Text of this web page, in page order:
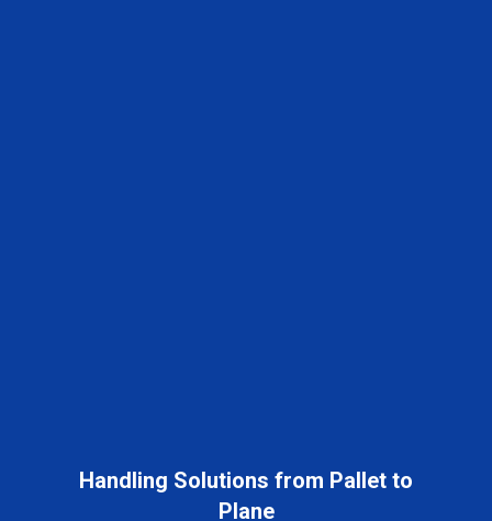
Handling Solutions from Pallet to
Plane